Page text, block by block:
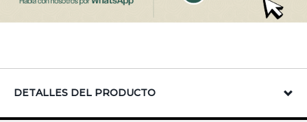
DETALLES DEL PRODUCTO